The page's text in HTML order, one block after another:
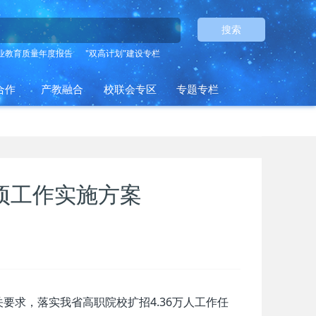
搜索
教育质量年度报告 "双高计划"建设专栏
作 产教融合 校联会专区 专题专栏
工作实施方案
求，落实我省高职院校扩招4.36万人工作任